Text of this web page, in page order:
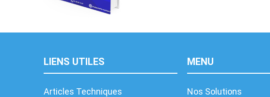
LIENS UTILES
Articles Techniques
MENU
Nos Solutions